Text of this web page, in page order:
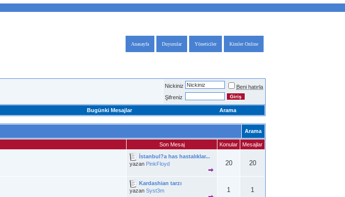
Kimler Online
Yöneticiler
Duyurular
Anasayfa
Nickiniz
Beni hatırla
Şifreniz
Bugünki Mesajlar Arama
Arama
Son Mesaj Konular Mesajlar
İstanbul?a has hastalıklar...
yazan PinkFloyd 20 20
Kardashian tarzı
yazan Syst3m 1 1